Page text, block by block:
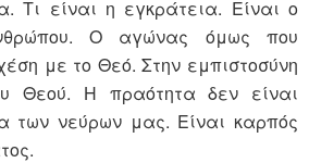
Τι είναι η εγκράτεια. Είναι ο
Ο αγώνας όμως που
με το Θεό. Στην εμπιστοσύνη
Θεού. Η πραότητα δεν είναι
των νεύρων μας. Είναι καρπός